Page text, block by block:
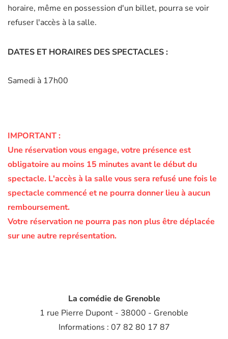
horaire, même en possession d'un billet, pourra se voir
refuser l'accès à la salle.
DATES ET HORAIRES DES SPECTACLES :
Samedi à 17h00
IMPORTANT :
Une réservation vous engage, votre présence est
obligatoire au moins 15 minutes avant le début du
spectacle. L'accès à la salle vous sera refusé une fois le
spectacle commencé et ne pourra donner lieu à aucun
remboursement.
Votre réservation ne pourra pas non plus être déplacée
sur une autre représentation.
La comédie de Grenoble
1 rue Pierre Dupont - 38000 - Grenoble
Informations : 07 82 80 17 87